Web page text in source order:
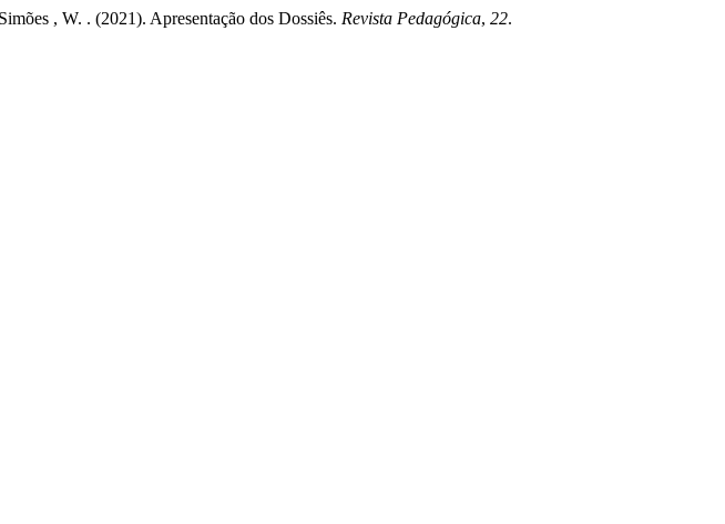
, W. . (2021). Apresentação dos Dossiês. Revista Pedagógica, 22.